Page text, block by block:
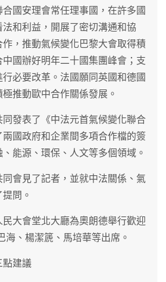
國安理會常任理事國，在許多國
和利益，開展了密切溝通和協
，推動氣候變化巴黎大會取得積
國辦好明年二十國集團峰會；支
必要改革。法國願同英國和德國
推動歐中合作關係發展。
發表了《中法元首氣候變化聯合
國政府和企業間多項合作檔的簽
能源、環保、人文等多個領域。
會見了記者，並就中法關係、氣
問。
大會堂北大廳為奧朗德舉行歡迎
海、楊潔篪、馬培華等出席。
點建議